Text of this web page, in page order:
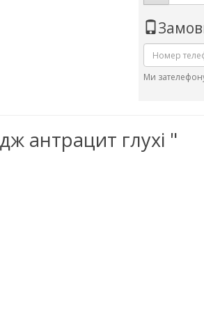
Ми
антрацит глухі "